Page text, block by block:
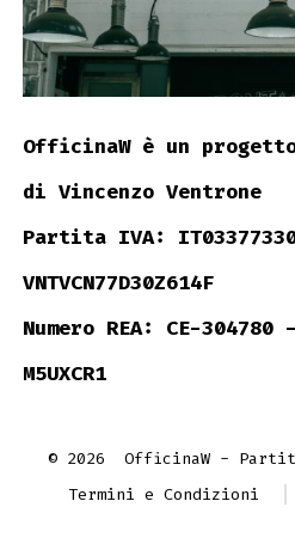
OfficinaW è un
di Vincenzo Ventrone
Partita IVA:
VNTVCN77D30Z614F
Numero REA: CE-
M5UXCR1
© 2026 OfficinaW -
Termini e Condizioni